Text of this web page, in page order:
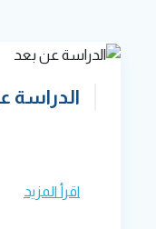
الدراسة
اقرأ المزيد